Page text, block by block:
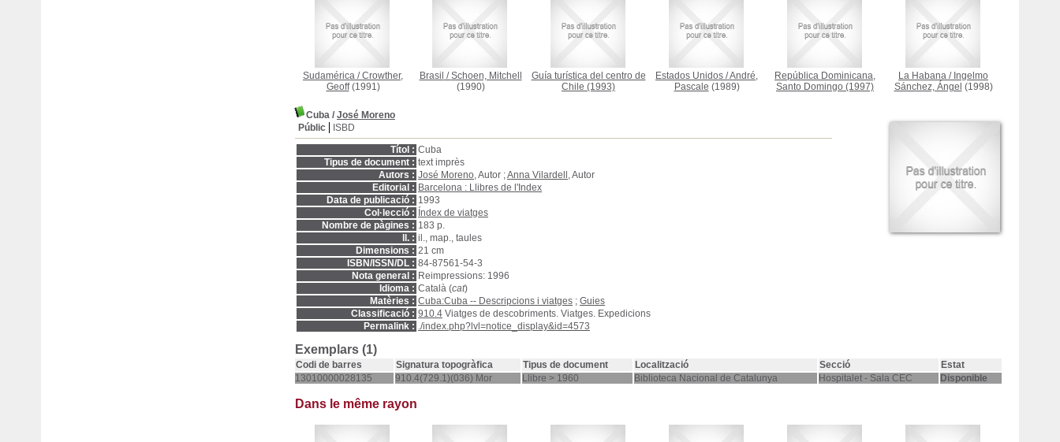
Sudamérica /Crowther,
Geoff(1991)
Brasil /Schoen, Mitchell
(1990)
Guía turística del centro de
Chile (1993)
Estados Unidos /André,
Pascale (1989)
República Dominicana,
Santo Domingo (1997)
La Habana / Ingelmo
Sánchez, Ángel (1998)
Cuba / José Moreno
Públic
ISBD
Títol : Cuba
Tipus de document : text imprès
Autors : José Moreno, Autor ;Anna Vilardell , Autor
Editorial : Barcelona : Llibres de l'Index
Data de publicació : 1993
Col·lecció : Índex de viatges
Nombre de pàgines : 183 p.
ll. : il., map., taules
Dimensions : 21 cm
ISBN/ISSN/DL : 84-87561-54-3
Nota general : Reimpressions: 1996
Idioma : Català (cat)
Matèries : Cuba:Cuba -- Descripcions i viatges ; Guies
Classificació : 910.4 Viatges de descobriments. Viatges. Expedicions
Permalink : ./index.php?lvl=notice_display&id=4573
Exemplars (1)
Codi de barres Signatura topogràfica Tipus de document Localització Secció
Estat
13010000028135
910.4(729.1)(036) Mor Llibre > 1960 Biblioteca Nacional de Catalunya Hospitalet - Sala CEC Disponible
Dans le même rayon